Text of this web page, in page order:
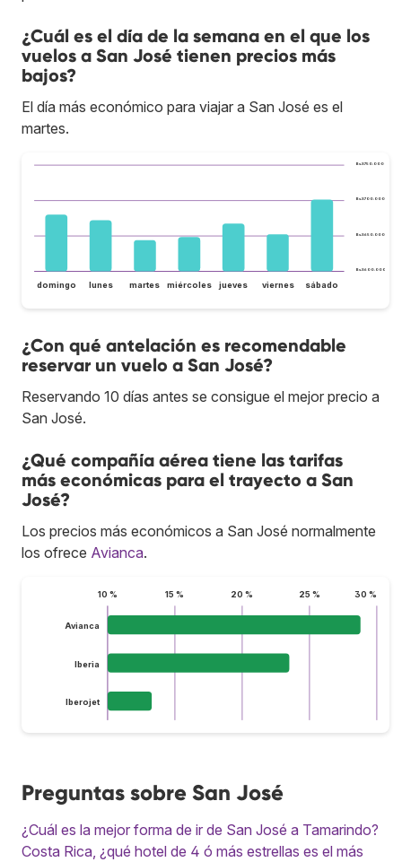
¿Cuál es el día de la semana en el que los
vuelos a San José tienen precios más
bajos?
El día más económico para viajar a San José es el
martes.
Bs.S600.000
Bs.S650.000
Bs.S700.000
Bs.S750.000
domingo lunes martes miércoles jueves viernes sábado
¿Con qué antelación es recomendable
reservar un vuelo a San José?
Reservando 10 días antes se consigue el mejor precio a
San José.
¿Qué compañía aérea tiene las tarifas
más económicas para el trayecto a San
José?
Los precios más económicos a San José normalmente
los ofrece Avianca.
10 % 15 % 20 % 25 % 30 %
Avianca
Iberia
Iberojet
Preguntas sobre San José
¿Cuál es la mejor forma de ir de San José a Tamarindo?
Costa Rica, ¿qué hotel de 4 ó más estrellas es el más